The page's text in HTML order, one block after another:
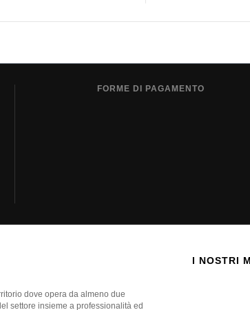
FORME DI PAGAMENTO
dove opera da almeno due
settore insieme a professionalità ed
I NOSTRI